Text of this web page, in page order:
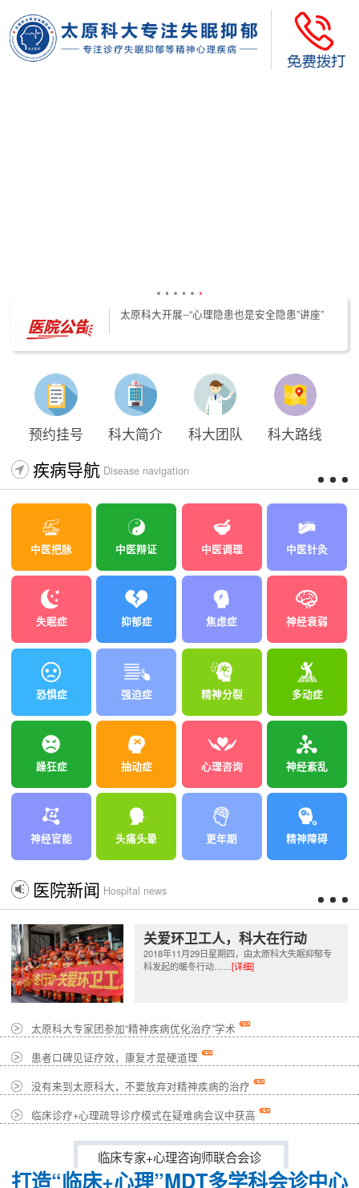
太原科大开展--“心理隐患也是安全隐患”讲座”
预约挂号 科大简介 科大团队 科大路线
疾病导航 Disease navigation
中医把脉 中医辩证 中医调理 中医针灸
失眠症 抑郁症 焦虑症 神经衰弱
恐惧症 强迫症 精神分裂 多动症
躁狂症 抽动症 心理咨询 神经紊乱
神经官能 头痛头晕 更年期 精神障碍
医院新闻 Hospital news
关爱环卫工人，科大在行动
2018年11月29日星期四，由太原科大失眠抑郁专
科发起的暖冬行动……[详细]
太原科大专家团参加“精神疾病优化治疗”学术
患者口碑见证疗效，康复才是硬道理
没有来到太原科大，不要放弃对精神疾病的治疗
临床诊疗+心理疏导诊疗模式在疑难病会议中获高
临床专家+心理咨询师联合会诊
打造“临床+心理”MDT多学科会诊中心